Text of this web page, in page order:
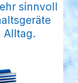
sinnvoll
Alltag.